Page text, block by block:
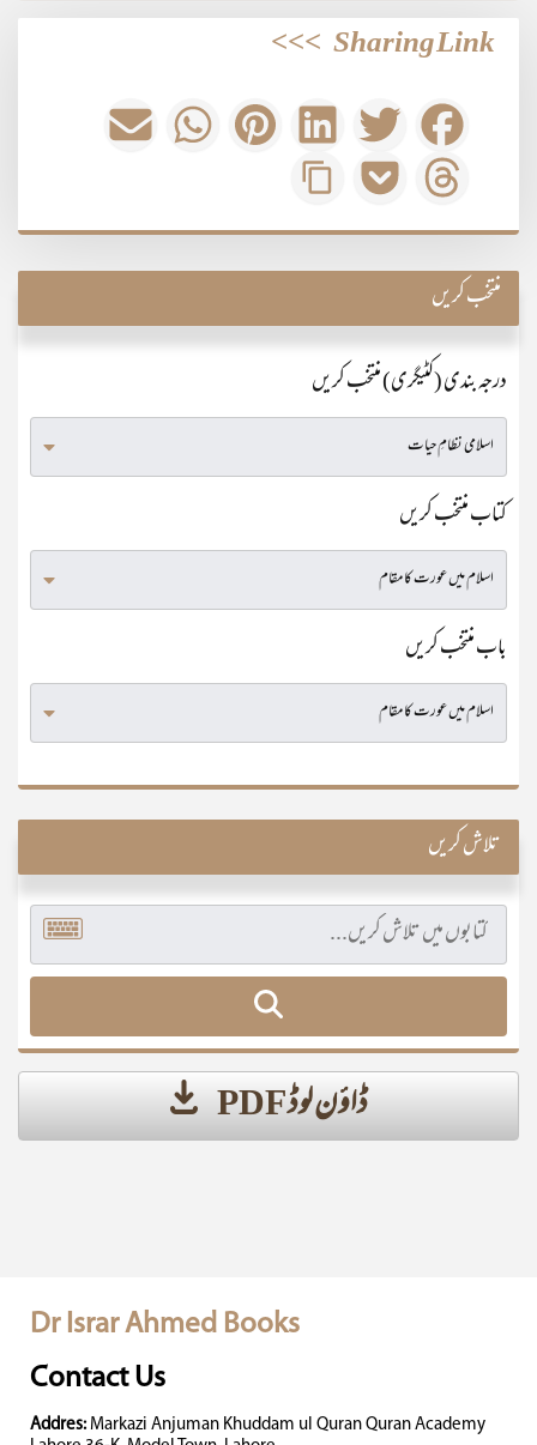
Sharing Link
>>>
منتخب کریں
درجہ بندی (کٹیگری) منتخب کریں
کتاب منتخب کریں
باب منتخب کریں
تلاش کریں
ڈاؤن لوڈ PDF
Dr Israr Ahmed Books
Contact Us
Addres: Markazi Anjuman Khuddam ul Quran Quran Academy